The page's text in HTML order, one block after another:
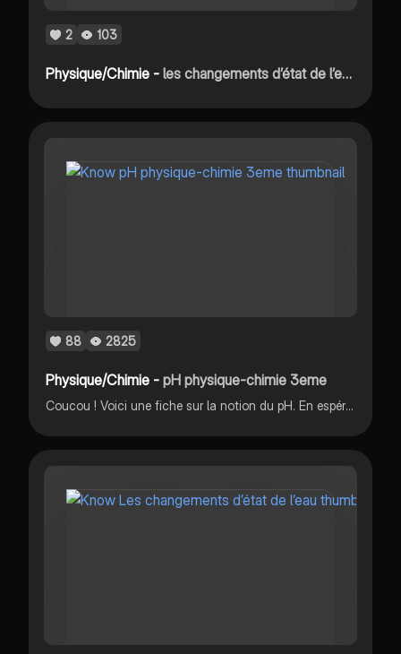
2 103
Physique/Chimie -les changements d’état de l’eau
88 2825
Physique/Chimie -pH physique-chimie 3eme
Coucou ! Voici une fiche sur la notion du pH. En espérant qu’elle vous plaise ! Si c’est le cas n’hésitez pas à liker, commenter et à vous abonnner ça m’encouragerait 💞Bonnes révisions !! #pH #fichederevision #physique-chimie #revisions #3eme #collège